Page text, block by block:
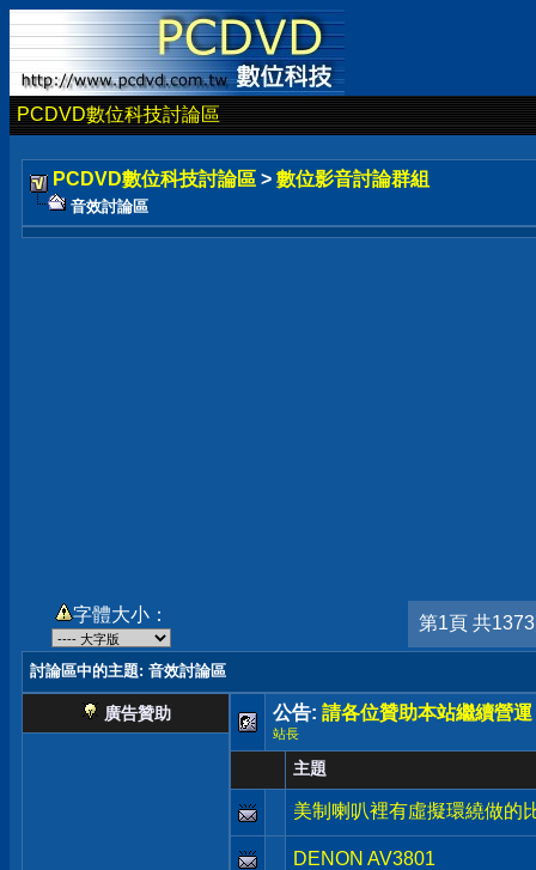
PCDVD數位科技討論區
PCDVD數位科技討論區 > 數位影音討論群組
音效討論區
字體大小： 第1頁 共
討論區中的主題: 音效討論區
廣告贊助 公告: 請各位贊助本站繼續營運
站長
主題
美制喇叭裡有虛擬環繞做的
DENON AV3801